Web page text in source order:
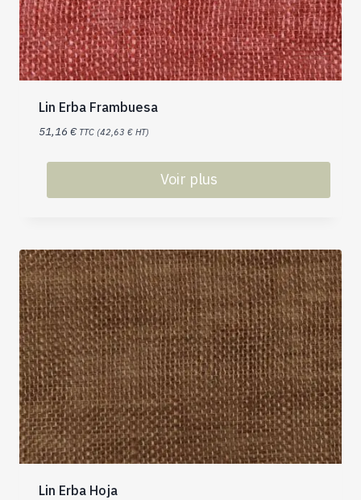
Lin Erba Frambuesa
51,16 € TTC (42,63 € HT)
Voir plus
Lin Erba Hoja